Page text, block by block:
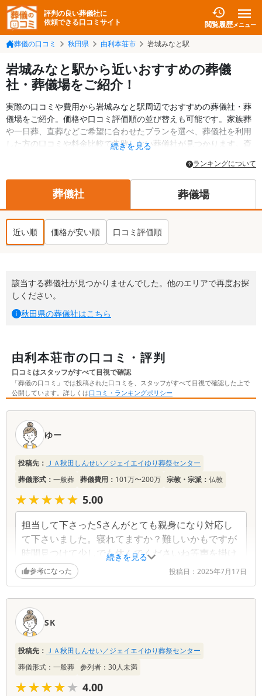
評判の良い葬儀社に
依頼できる口コミサイト
閲覧履歴メニュー
葬儀の口コミ 秋田県 由利本荘市 岩城みなと駅
岩城みなと駅から近いおすすめの葬儀
社・葬儀場をご紹介！
実際の口コミや費用から岩城みなと駅周辺でおすすめの葬儀社・葬
儀場をご紹介。価格や口コミ評価順の並び替えも可能です。家族葬
や一日葬、直葬などご希望に合わせたプランを選べ、葬儀社を利用
した方の口コミや料金比較で失敗しない葬儀社が見つかります。斎
いての情報も掲載しています。24時間の相談受付で深夜・早朝でも
対応可能です。
続きを見る
ランキングについて
葬儀社 葬儀場
近い順 価格が安い順 口コミ評価順
該当する葬儀社が見つかりませんでした。他のエリアで再度お探
しください。
秋田県の葬儀社はこちら
由利本荘市の口コミ・評判
口コミはスタッフがすべて目視で確認
「葬儀の口コミ」では投稿された口コミを、スタッフがすべて目視で確認した上で
公開しています。詳しくは口コミ・ランキングポリシー
続きを見る
ゆー
投稿先： ＪＡ秋田しんせい／ジェイエイゆり葬祭センター
葬儀形式： 一般葬 葬儀費用： 101万〜200万 宗教・宗派： 仏教
★★★★★
★★★★★ 5.00
担当して下さったSさんがとても親身になり対応し
て下さいました。寝れてますか？難しいかもですが
時間見つけて少しでも休んでくださいね等声を掛け
て下さいました。決めなければ行けない事が次々に
ありとても大変な思いをしましたが、Sさんの対応
のお陰で滞りなく父親を送る事が出来たと感謝して
おります。また、納棺士さんがとても丁寧で家族、
親族皆で一つずつ手伝いをしながら納棺出来た事も
とても心に残っています。ありがとうございまし
た。
参考になった 投稿日： 2025年7月17日
SK
投稿先： ＪＡ秋田しんせい／ジェイエイゆり葬祭センター
葬儀形式： 一般葬 参列者： 30人未満
★★★★★
★★★★★ 4.00